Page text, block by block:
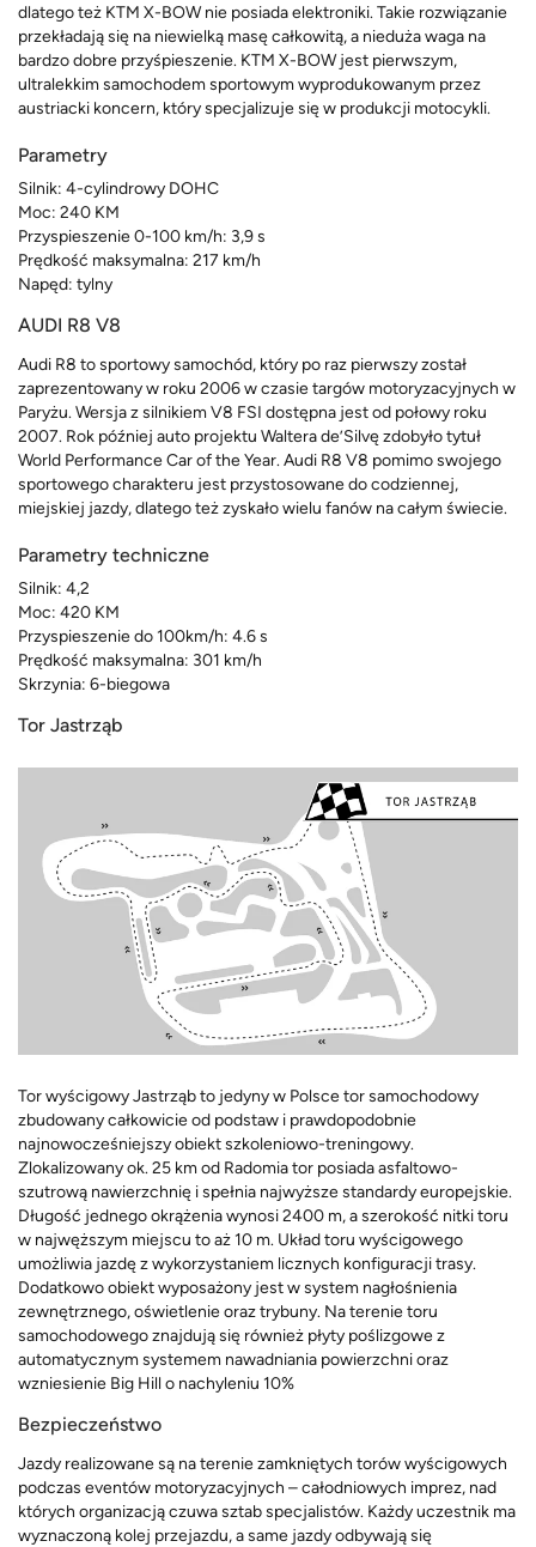
dlatego też KTM X-BOW nie posiada elektroniki. Takie rozwiązanie
przekładają się na niewielką masę całkowitą, a nieduża waga na
bardzo dobre przyśpieszenie. KTM X-BOW jest pierwszym,
ultralekkim samochodem sportowym wyprodukowanym przez
austriacki koncern, który specjalizuje się w produkcji motocykli.
Parametry
Silnik: 4-cylindrowy DOHC
Moc: 240 KM
Przyspieszenie 0-100 km/h: 3,9 s
Prędkość maksymalna: 217 km/h
Napęd: tylny
AUDI R8 V8
Audi R8 to sportowy samochód, który po raz pierwszy został
zaprezentowany w roku 2006 w czasie targów motoryzacyjnych w
Paryżu. Wersja z silnikiem V8 FSI dostępna jest od połowy roku
2007. Rok później auto projektu Waltera de’Silvę zdobyło tytuł
World Performance Car of the Year. Audi R8 V8 pomimo swojego
sportowego charakteru jest przystosowane do codziennej,
miejskiej jazdy, dlatego też zyskało wielu fanów na całym świecie.
Parametry techniczne
Silnik: 4,2
Moc: 420 KM
Przyspieszenie do 100km/h: 4.6 s
Prędkość maksymalna: 301 km/h
Skrzynia: 6-biegowa
Tor Jastrząb
Tor wyścigowy Jastrząb to jedyny w Polsce tor samochodowy
zbudowany całkowicie od podstaw i prawdopodobnie
najnowocześniejszy obiekt szkoleniowo-treningowy.
Zlokalizowany ok. 25 km od Radomia tor posiada asfaltowo-
szutrową nawierzchnię i spełnia najwyższe standardy europejskie.
Długość jednego okrążenia wynosi 2400 m, a szerokość nitki toru
w najwęższym miejscu to aż 10 m. Układ toru wyścigowego
umożliwia jazdę z wykorzystaniem licznych konfiguracji trasy.
Dodatkowo obiekt wyposażony jest w system nagłośnienia
zewnętrznego, oświetlenie oraz trybuny. Na terenie toru
samochodowego znajdują się również płyty poślizgowe z
automatycznym systemem nawadniania powierzchni oraz
wzniesienie Big Hill o nachyleniu 10%
Bezpieczeństwo
Jazdy realizowane są na terenie zamkniętych torów wyścigowych
podczas eventów motoryzacyjnych – całodniowych imprez, nad
których organizacją czuwa sztab specjalistów. Każdy uczestnik ma
wyznaczoną kolej przejazdu, a same jazdy odbywają się